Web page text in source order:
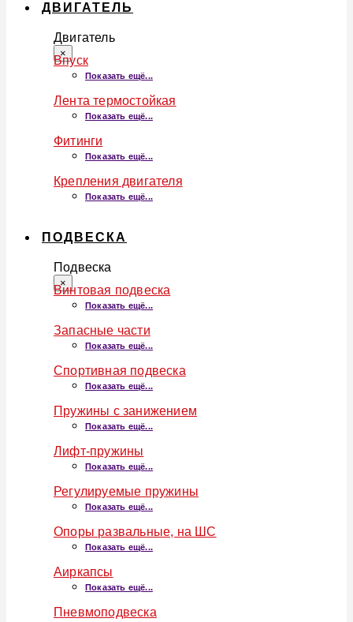
ДВИГАТЕЛЬ
Двигатель
×
Впуск
Показать ещё...
Лента термостойкая
Показать ещё...
Фитинги
Показать ещё...
Крепления двигателя
Показать ещё...
ПОДВЕСКА
Подвеска
×
Винтовая подвеска
Показать ещё...
Запасные части
Показать ещё...
Спортивная подвеска
Показать ещё...
Пружины с занижением
Показать ещё...
Лифт-пружины
Показать ещё...
Регулируемые пружины
Показать ещё...
Опоры развальные, на ШС
Показать ещё...
Аиркапсы
Показать ещё...
Пневмоподвеска